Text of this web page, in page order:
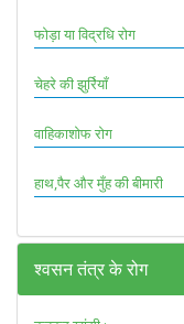
फोड़ा या विद्रधि रोग
चेहरे की झुर्रियाँ
वाहिकाशोफ रोग
हाथ,पैर और मुँह की बीमारी
श्वसन तंत्र के रोग